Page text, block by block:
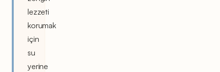
lezzeti
korumak
için
su
yerine